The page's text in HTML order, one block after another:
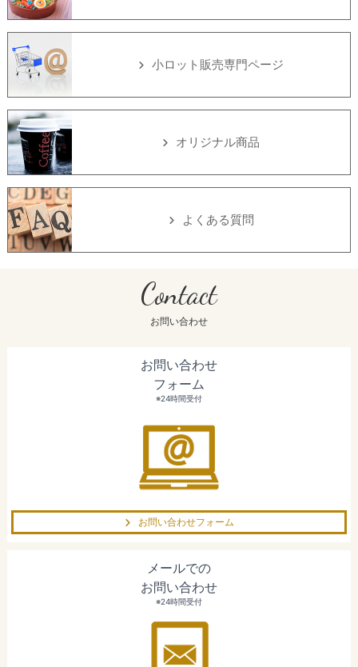
小ロット販売専門ページ
オリジナル商品
よくある質問
Contact
お問い合わせ
お問い合わせ
フォーム
※24時間受付
お問い合わせフォーム
メールでの
お問い合わせ
※24時間受付